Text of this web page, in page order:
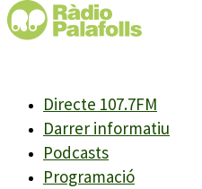
Directe 107.7FM
Darrer informatiu
Podcasts
Programació